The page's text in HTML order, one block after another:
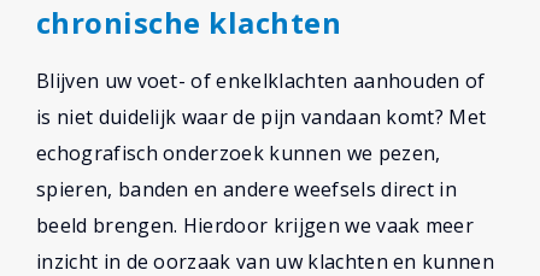
chronische klachten
Blijven uw voet- of enkelklachten aanhouden of
is niet duidelijk waar de pijn vandaan komt? Met
echografisch onderzoek kunnen we pezen,
spieren, banden en andere weefsels direct in
beeld brengen. Hierdoor krijgen we vaak meer
inzicht in de oorzaak van uw klachten en kunnen